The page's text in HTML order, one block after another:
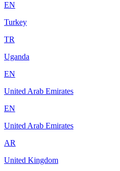
EN
Turkey
TR
Uganda
EN
United Arab Emirates
EN
United Arab Emirates
AR
United Kingdom